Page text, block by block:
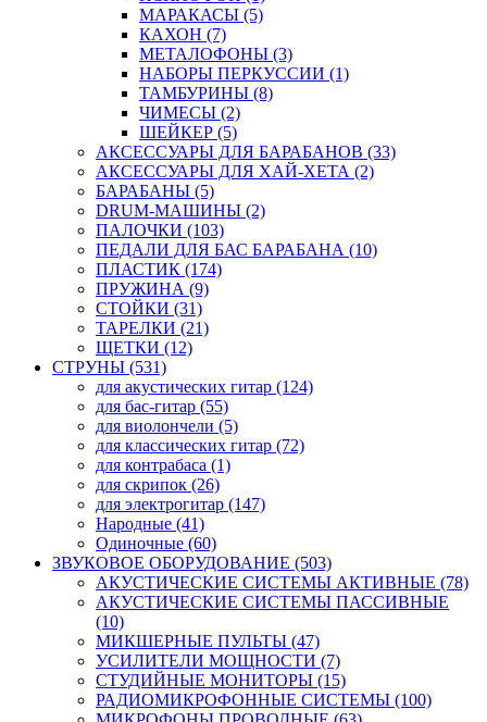
МАРАКАСЫ (5)
КАХОН (7)
МЕТАЛОФОНЫ (3)
НАБОРЫ ПЕРКУССИИ (1)
ТАМБУРИНЫ (8)
ЧИМЕСЫ (2)
ШЕЙКЕР (5)
АКСЕССУАРЫ ДЛЯ БАРАБАНОВ (33)
АКСЕССУАРЫ ДЛЯ ХАЙ-ХЕТА (2)
БАРАБАНЫ (5)
DRUM-МАШИНЫ (2)
ПАЛОЧКИ (103)
ПЕДАЛИ ДЛЯ БАС БАРАБАНА (10)
ПЛАСТИК (174)
ПРУЖИНА (9)
СТОЙКИ (31)
ТАРЕЛКИ (21)
ЩЕТКИ (12)
СТРУНЫ (531)
для акустических гитар (124)
для бас-гитар (55)
для виолончели (5)
для классических гитар (72)
для контрабаса (1)
для скрипок (26)
для электрогитар (147)
Народные (41)
Одиночные (60)
ЗВУКОВОЕ ОБОРУДОВАНИЕ (503)
АКУСТИЧЕСКИЕ СИСТЕМЫ АКТИВНЫЕ (78)
АКУСТИЧЕСКИЕ СИСТЕМЫ ПАССИВНЫЕ
(10)
МИКШЕРНЫЕ ПУЛЬТЫ (47)
УСИЛИТЕЛИ МОЩНОСТИ (7)
СТУДИЙНЫЕ МОНИТОРЫ (15)
РАДИОМИКРОФОННЫЕ СИСТЕМЫ (100)